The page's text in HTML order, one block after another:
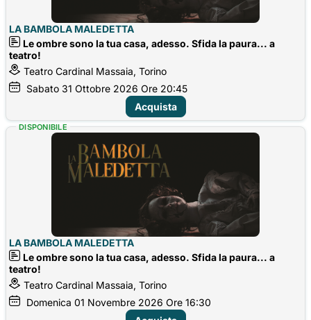
LA BAMBOLA MALEDETTA
Le ombre sono la tua casa, adesso. Sfida la paura... a
teatro!
Teatro Cardinal Massaia, Torino
Sabato 31 Ottobre 2026 Ore 20:45
Acquista
LA BAMBOLA MALEDETTA
Le ombre sono la tua casa, adesso. Sfida la paura... a
teatro!
Teatro Cardinal Massaia, Torino
Domenica 01 Novembre 2026 Ore 16:30
DISPONIBILE